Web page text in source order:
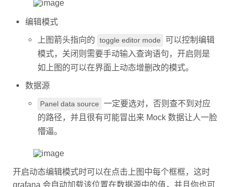
编辑模式
上图箭头指向的
toggle editor mode
可以控制编辑
模式，关闭则需要手动输入查询语句，开启则是
如上图的可以在界面上动态增删改的模式。
数据源
Panel data source
一定要选对，否则查不到对应
的路径，并且很有可能冒出来 Mock 数据让人一脸
懵逼。
开启动态编辑模式时可以在点击上图中每个框框，这时
grafana 会自动加载该位置在数据源中的值，并且你也可